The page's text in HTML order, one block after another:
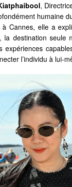
,
humaine
Cannes, elle a
la destination
expériences
l’individu à lui-